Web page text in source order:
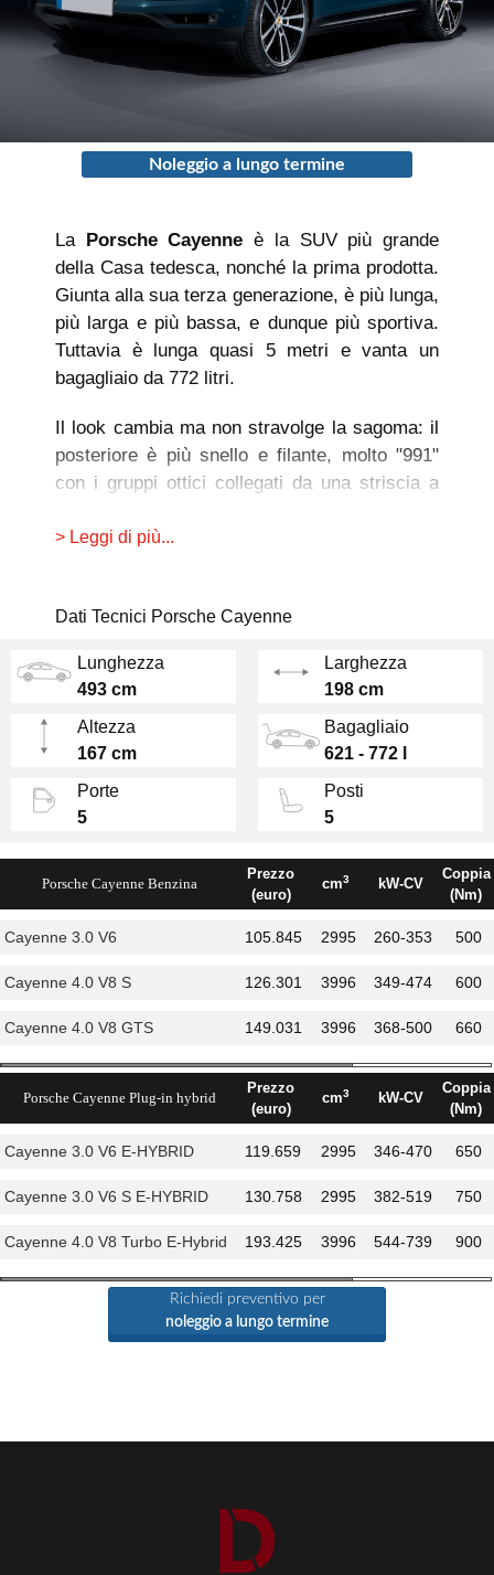
Noleggio a lungo termine
La Porsche Cayenne è la SUV più grande
della Casa tedesca, nonché la prima prodotta.
Giunta alla sua terza generazione, è più lunga,
più larga e più bassa, e dunque più sportiva.
Tuttavia è lunga quasi 5 metri e vanta un
bagagliaio da 772 litri.
Il look cambia ma non stravolge la sagoma: il
posteriore è più snello e filante, molto "991"
con i gruppi ottici collegati da una striscia a
leghe leggere, nuovo cambio a 8 rapporti,
da terra fino a 23 cm) e barre antirollio attive
di tipo evoluto.
Potenti imotori
, benzina e ibridi: si parte dal
440 Cv e al V8 4,0 litri da 50 Cv della Turbo.
Due anche le versioni ibride: la E-HYBRID con
motore V6 da 462 Cv e la S E-HYBRID con
motore V8 e 550 CV.
> Leggi di più...
Dati Tecnici Porsche Cayenne
Lunghezza
493 cm
Larghezza
198 cm
Altezza
167 cm
Bagagliaio
621 - 772 l
Porte
5
Posti
5
Porsche Cayenne Benzina
Prezzo
(euro)
cm3 kW-CV
Coppia
(Nm)
Cayenne 3.0 V6 105.845 2995 260-353 500
Cayenne 4.0 V8 S 126.301 3996 349-474 600
Cayenne 4.0 V8 GTS 149.031 3996 368-500 660
Porsche Cayenne Plug-in hybrid
Prezzo
(euro)
cm3 kW-CV
Coppia
(Nm)
Cayenne 3.0 V6 E-HYBRID 119.659 2995 346-470 650
Cayenne 3.0 V6 S E-HYBRID 130.758 2995 382-519 750
Cayenne 4.0 V8 Turbo E-Hybrid 193.425 3996 544-739 900
Richiedi preventivo per
noleggio a lungo termine